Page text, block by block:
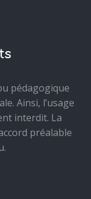
pédagogique
Ainsi, l’usage
interdit. La
préalable